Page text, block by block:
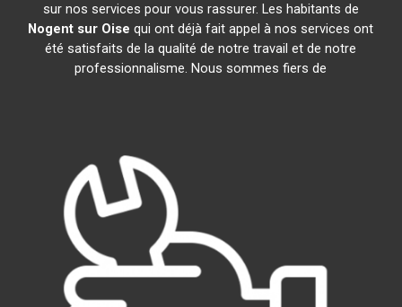
sur nos services pour vous rassurer. Les habitants de
Nogent sur Oise qui ont déjà fait appel à nos services ont
été satisfaits de la qualité de notre travail et de notre
professionnalisme. Nous sommes fiers de